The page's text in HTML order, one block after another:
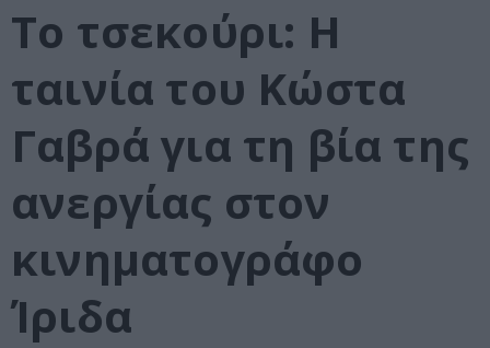
Το τσεκούρι: Η
ταινία του Κώστα
Γαβρά για τη βία της
ανεργίας στον
κινηματογράφο
Ίριδα